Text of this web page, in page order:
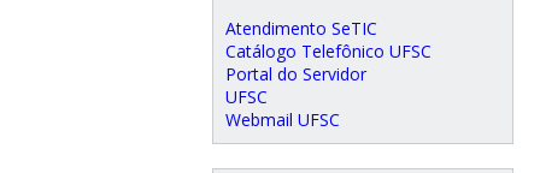
Atendimento SeTIC
Catálogo Telefônico UFSC
Portal do Servidor
UFSC
Webmail UFSC